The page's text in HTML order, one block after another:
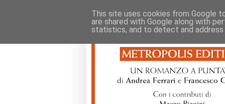
This site uses cookies from Google
are shared with Google along with
statistics, and to detect and address